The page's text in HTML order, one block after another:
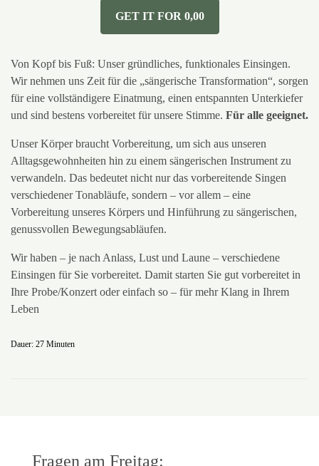
GET IT FOR 0,00
Von Kopf bis Fuß: Unser gründliches, funktionales Einsingen.
Wir nehmen uns Zeit für die „sängerische Transformation“, sorgen
für eine vollständigere Einatmung, einen entspannten Unterkiefer
und sind bestens vorbereitet für unsere Stimme. Für alle geeignet.
Unser Körper braucht Vorbereitung, um sich aus unseren
Alltagsgewohnheiten hin zu einem sängerischen Instrument zu
verwandeln. Das bedeutet nicht nur das vorbereitende Singen
verschiedener Tonabläufe, sondern – vor allem – eine
Vorbereitung unseres Körpers und Hinführung zu sängerischen,
genussvollen Bewegungsabläufen.
Wir haben – je nach Anlass, Lust und Laune – verschiedene
Einsingen für Sie vorbereitet. Damit starten Sie gut vorbereitet in
Ihre Probe/Konzert oder einfach so – für mehr Klang in Ihrem
Leben
Dauer: 27 Minuten
Fragen am Freitag: